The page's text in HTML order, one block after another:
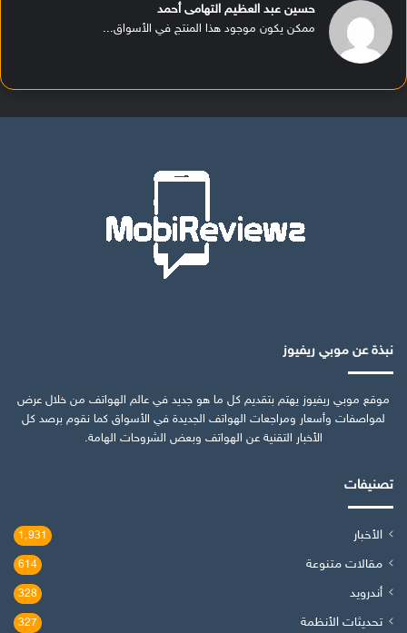
حسين عبد العظيم التهامى أحمد
ممكن يكون موجود هذا المنتج في الأسواق...
نبذة عن موبي ريفيوز
موقع موبي ريفيوز يهتم بتقديم كل ما هو جديد في عالم الهواتف من خلال عرض
لمواصفات وأسعار ومراجعات الهواتف الجديدة في الأسواق كما نقوم برصد كل
الأخبار التقنية عن الهواتف وبعض الشروحات الهامة.
تصنيفات
الأخبار 1٬931
مقالات متنوعة 614
أندرويد 328
تحديثات الأنظمة 327